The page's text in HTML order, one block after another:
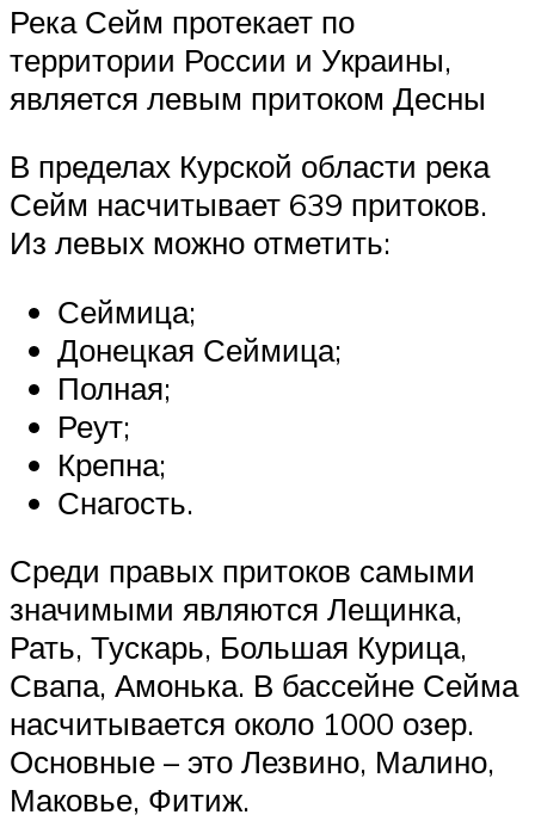
Река Сейм протекает по
территории России и Украины,
является левым притоком Десны
В пределах Курской области река
Сейм насчитывает 639 притоков.
Из левых можно отметить:
Сеймица;
Донецкая Сеймица;
Полная;
Реут;
Крепна;
Снагость.
Среди правых притоков самыми
значимыми являются Лещинка,
Рать, Тускарь, Большая Курица,
Свапа, Амонька. В бассейне Сейма
насчитывается около 1000 озер.
Основные – это Лезвино, Малино,
Маковье, Фитиж.